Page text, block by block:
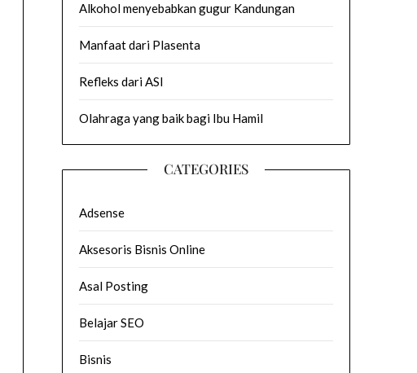
Alkohol menyebabkan gugur Kandungan
Manfaat dari Plasenta
Refleks dari ASI
Olahraga yang baik bagi Ibu Hamil
CATEGORIES
Adsense
Aksesoris Bisnis Online
Asal Posting
Belajar SEO
Bisnis